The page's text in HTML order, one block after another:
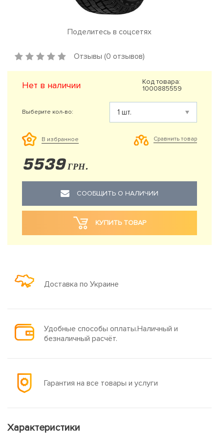
Поделитесь в соцсетях
Отзывы (0 отзывов)
Нет в наличии
Код товара:
1000885559
Выберите кол-во:
В избранное Сравнить товар
5539 ГРН.
СООБЩИТЬ О НАЛИЧИИ
КУПИТЬ ТОВАР
Доставка по Украине
Удобные способы оплаты.Наличный и
безналичный расчёт.
Гарантия на все товары и услуги
Характеристики